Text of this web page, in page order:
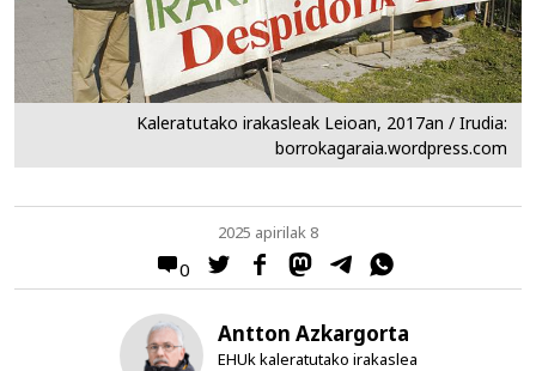
Kaleratutako irakasleak Leioan, 2017an / Irudia:
borrokagaraia.wordpress.com
0
2025 apirilak 8
Antton Azkargorta
EHUk kaleratutako irakaslea